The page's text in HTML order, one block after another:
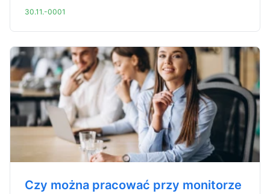
30.11.-0001
Czy można pracować przy monitorze